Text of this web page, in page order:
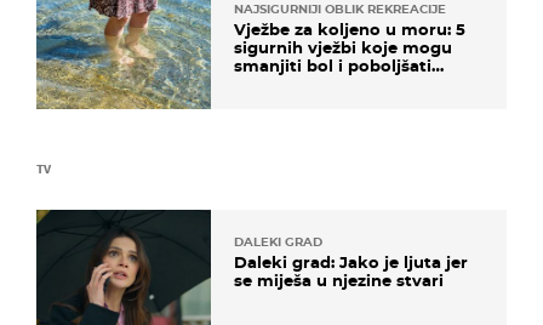
TV
DALEKI GRAD
Daleki grad: Jako je ljuta jer
se miješa u njezine stvari
NAJSIGURNIJI OBLIK REKREACIJE
Vježbe za koljeno u moru: 5
sigurnih vježbi koje mogu
smanjiti bol i poboljšati